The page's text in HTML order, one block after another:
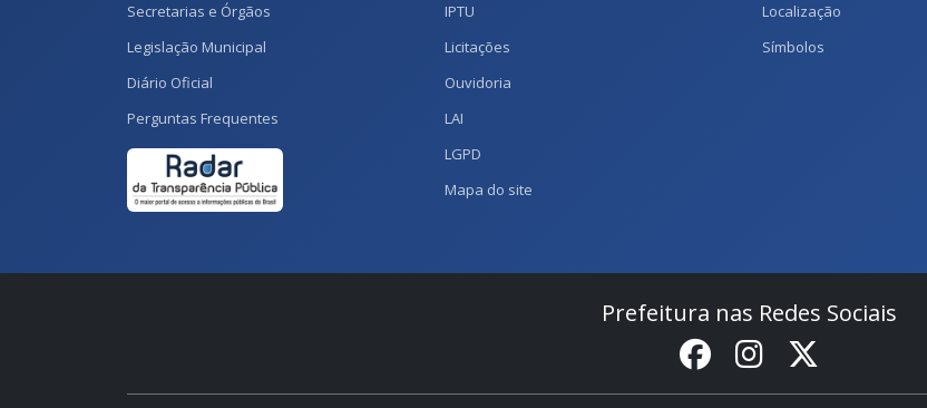
Secretarias e Órgãos
Legislação Municipal
Diário Oficial
Perguntas Frequentes
IPTU
Licitações
Ouvidoria
LAI
LGPD
Mapa do site
Localização
Símbolos
Prefeitura nas Redes Sociais